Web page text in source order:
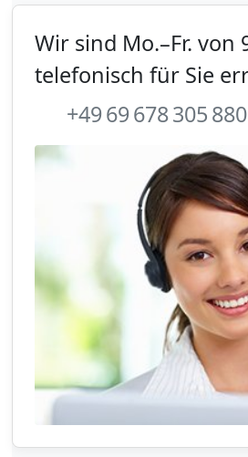
Wir sind Mo.–Fr. von
telefonisch für Sie
+49 69 678 305 880